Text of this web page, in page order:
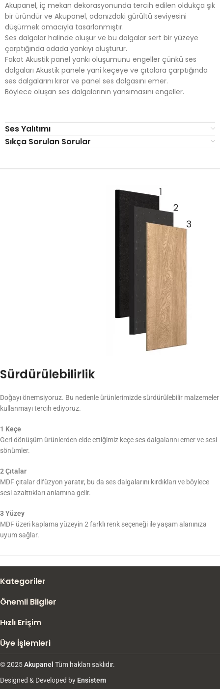
Akupanel, iç mekan dekorasyonunda tercih edilen oldukça şık
bir üründür ve Akupanel, odanızdaki gürültü seviyesini
düşürmek amacıyla tasarlanmıştır.
Ses dalgalar halinde oluşur ve bu dalgalar sert bir yüzeye
çarptığında odada yankıyı oluşturur.
Fakat Akustik panel yankı oluşumunu engeller çünkü ses
dalgaları Akustik panele yani keçeye ve çıtalara çarptığında
ses dalgalarını kırar ve panel ses dalgasını emer.
Böylece oluşan ses dalgalarının yansımasını engeller.
Ses Yalıtımı
Sıkça Sorulan Sorular
Sürdürülebilirlik
Doğayı önemsiyoruz. Bu nedenle ürünlerimizde sürdürülebilir malzemeler
kullanmayı tercih ediyoruz.
1 Keçe
Geri dönüşüm ürünlerden elde ettiğimiz keçe ses dalgalarını emer ve sesi
sönümler.
2 Çıtalar
MDF çıtalar difüzyon yaratır, bu da ses dalgalarını kırdıkları ve böylece
sesi azalttıkları anlamına gelir.
3 Yüzey
MDF üzeri kaplama yüzeyin 2 farklı renk seçeneği ile yaşam alanınıza
uyum sağlar.
Kategoriler
Önemli Bilgiler
Hızlı Erişim
Üye İşlemleri
©2025Akupanel Tüm hakları saklıdır.
Designed & Developed by Ensistem